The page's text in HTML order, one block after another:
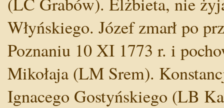
Włyńskiego. Józef zmarł po
Poznaniu 10 XI 1773 r. i
Mikołaja (LM Srem).
Ignacego Gostyńskiego (LB